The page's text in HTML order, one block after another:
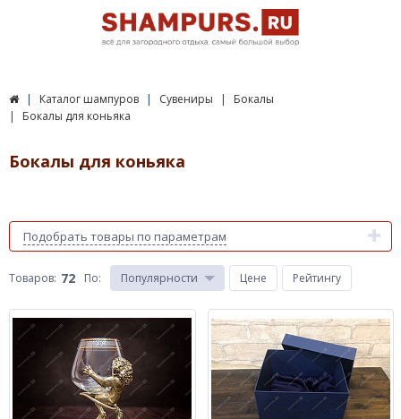
Каталог шампуров Сувениры
Бокалы
Бокалы для коньяка
Бокалы для коньяка
Подобрать товары по параметрам
Товаров: 72 По: Популярности Цене Рейтингу